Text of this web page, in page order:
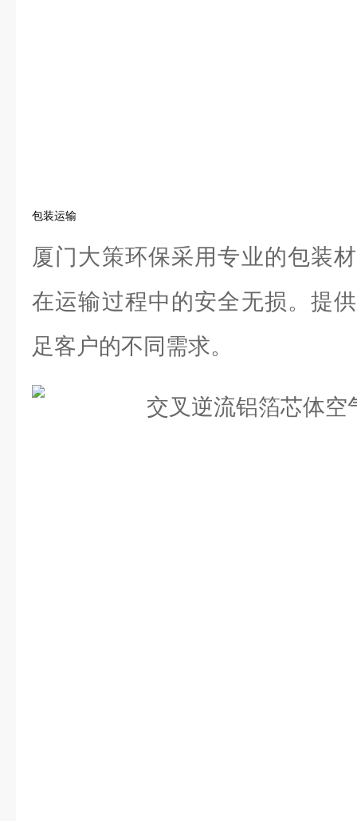
包装运输
厦门大策环保采用专业的包装
在运输过程中的安全无损。提
足客户的不同需求。